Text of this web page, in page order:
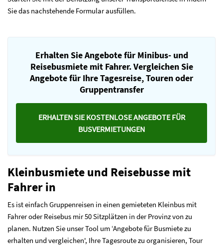
Sie das nachstehende Formular ausfüllen.
Erhalten Sie Angebote für Minibus- und
Reisebusmiete mit Fahrer. Vergleichen Sie
Angebote für Ihre Tagesreise, Touren oder
Gruppentransfer
ERHALTEN SIE KOSTENLOSE ANGEBOTE FÜR
BUSVERMIETUNGEN
Kleinbusmiete und Reisebusse mit
Fahrer in
Es ist einfach Gruppenreisen in einen gemieteten Kleinbus mit
Fahrer oder Reisebus mir 50 Sitzplätzen in der Provinz von zu
planen. Nutzen Sie unser Tool um ‘Angebote für Busmiete zu
erhalten und vergleichen', Ihre Tagesroute zu organisieren, Tour